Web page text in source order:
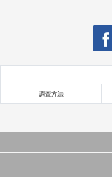
調査方法
当サイトで公開されている情報